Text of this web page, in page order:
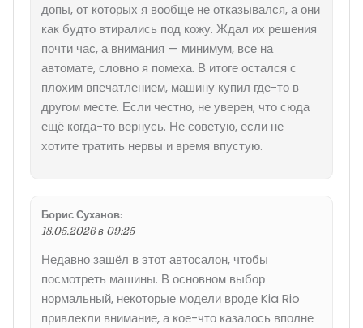
допы, от которых я вообще не отказывался, а они
как будто втирались под кожу. Ждал их решения
почти час, а внимания — минимум, все на
автомате, словно я помеха. В итоге остался с
плохим впечатлением, машину купил где-то в
другом месте. Если честно, не уверен, что сюда
ещё когда-то вернусь. Не советую, если не
хотите тратить нервы и время впустую.
Борис Суханов:
18.05.2026 в 09:25
Недавно зашёл в этот автосалон, чтобы
посмотреть машины. В основном выбор
нормальный, некоторые модели вроде Kia Rio
привлекли внимание, а кое-что казалось вполне